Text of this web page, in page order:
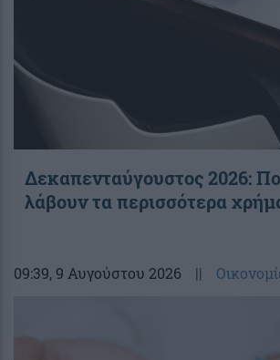
Δεκαπενταύγουστος 2026:
λάβουν τα περισσότερα
09:39, 9 Αυγούστου 2026 ||